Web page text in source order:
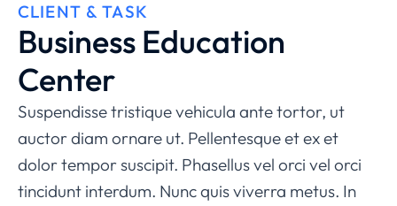
CLIENT & TASK
Business Education
Center
Suspendisse tristique vehicula ante tortor, ut
auctor diam ornare ut. Pellentesque et ex et
dolor tempor suscipit. Phasellus vel orci vel orci
tincidunt interdum. Nunc quis viverra metus. In